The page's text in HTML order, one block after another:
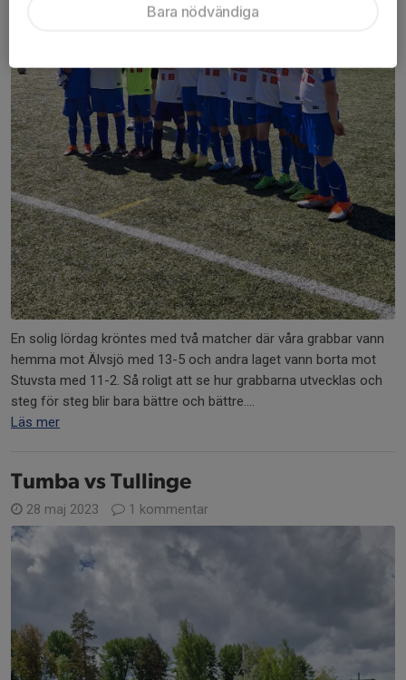
En solig lördag kröntes med två matcher där våra grabbar vann
hemma mot Älvsjö med 13-5 och andra laget vann borta mot
Stuvsta med 11-2. Så roligt att se hur grabbarna utvecklas och
steg för steg blir bara bättre och bättre....
Läs mer
Tumba vs Tullinge
28 maj 2023 1 kommentar
Bara nödvändiga